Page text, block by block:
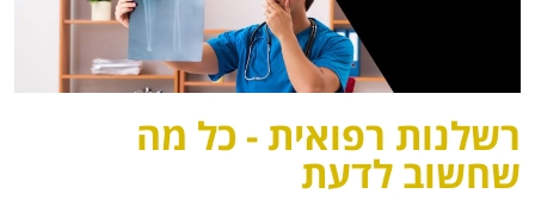
רשלנות רפואית - כל מה
שחשוב לדעת